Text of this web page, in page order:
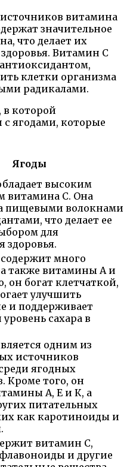
витамина
значительное
что делает их
Витамин С
клетки организма
радикалами.
в которой
ягодами, которые
Ягоды
высоким
витамина С. Она
пищевыми волокнами
что делает ее
для
здоровья.
много
также витамины А и
он богат клетчаткой,
улучшить
и поддерживает
сахара в
одним из
источников
ягодных
Кроме того, он
А, Е и К, а
питательных
как каротиноиды и
витамин C,
и другие